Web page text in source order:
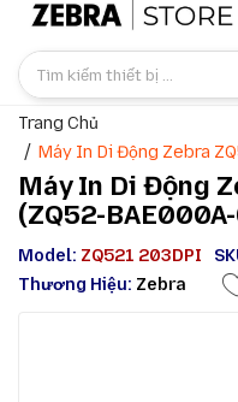
Trang Chủ
Máy In Di Động Zebra
Máy In Di Động
(ZQ52-
Model: ZQ521 203DPI
Thương Hiệu: Zebra